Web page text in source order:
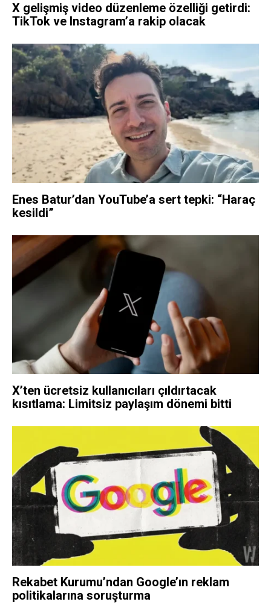
X gelişmiş video düzenleme özelliği getirdi:
TikTok ve Instagram’a rakip olacak
Enes Batur’dan YouTube’a sert tepki: “Haraç
kesildi”
X’ten ücretsiz kullanıcıları çıldırtacak
kısıtlama: Limitsiz paylaşım dönemi bitti
Rekabet Kurumu’ndan Google’ın reklam
politikalarına soruşturma